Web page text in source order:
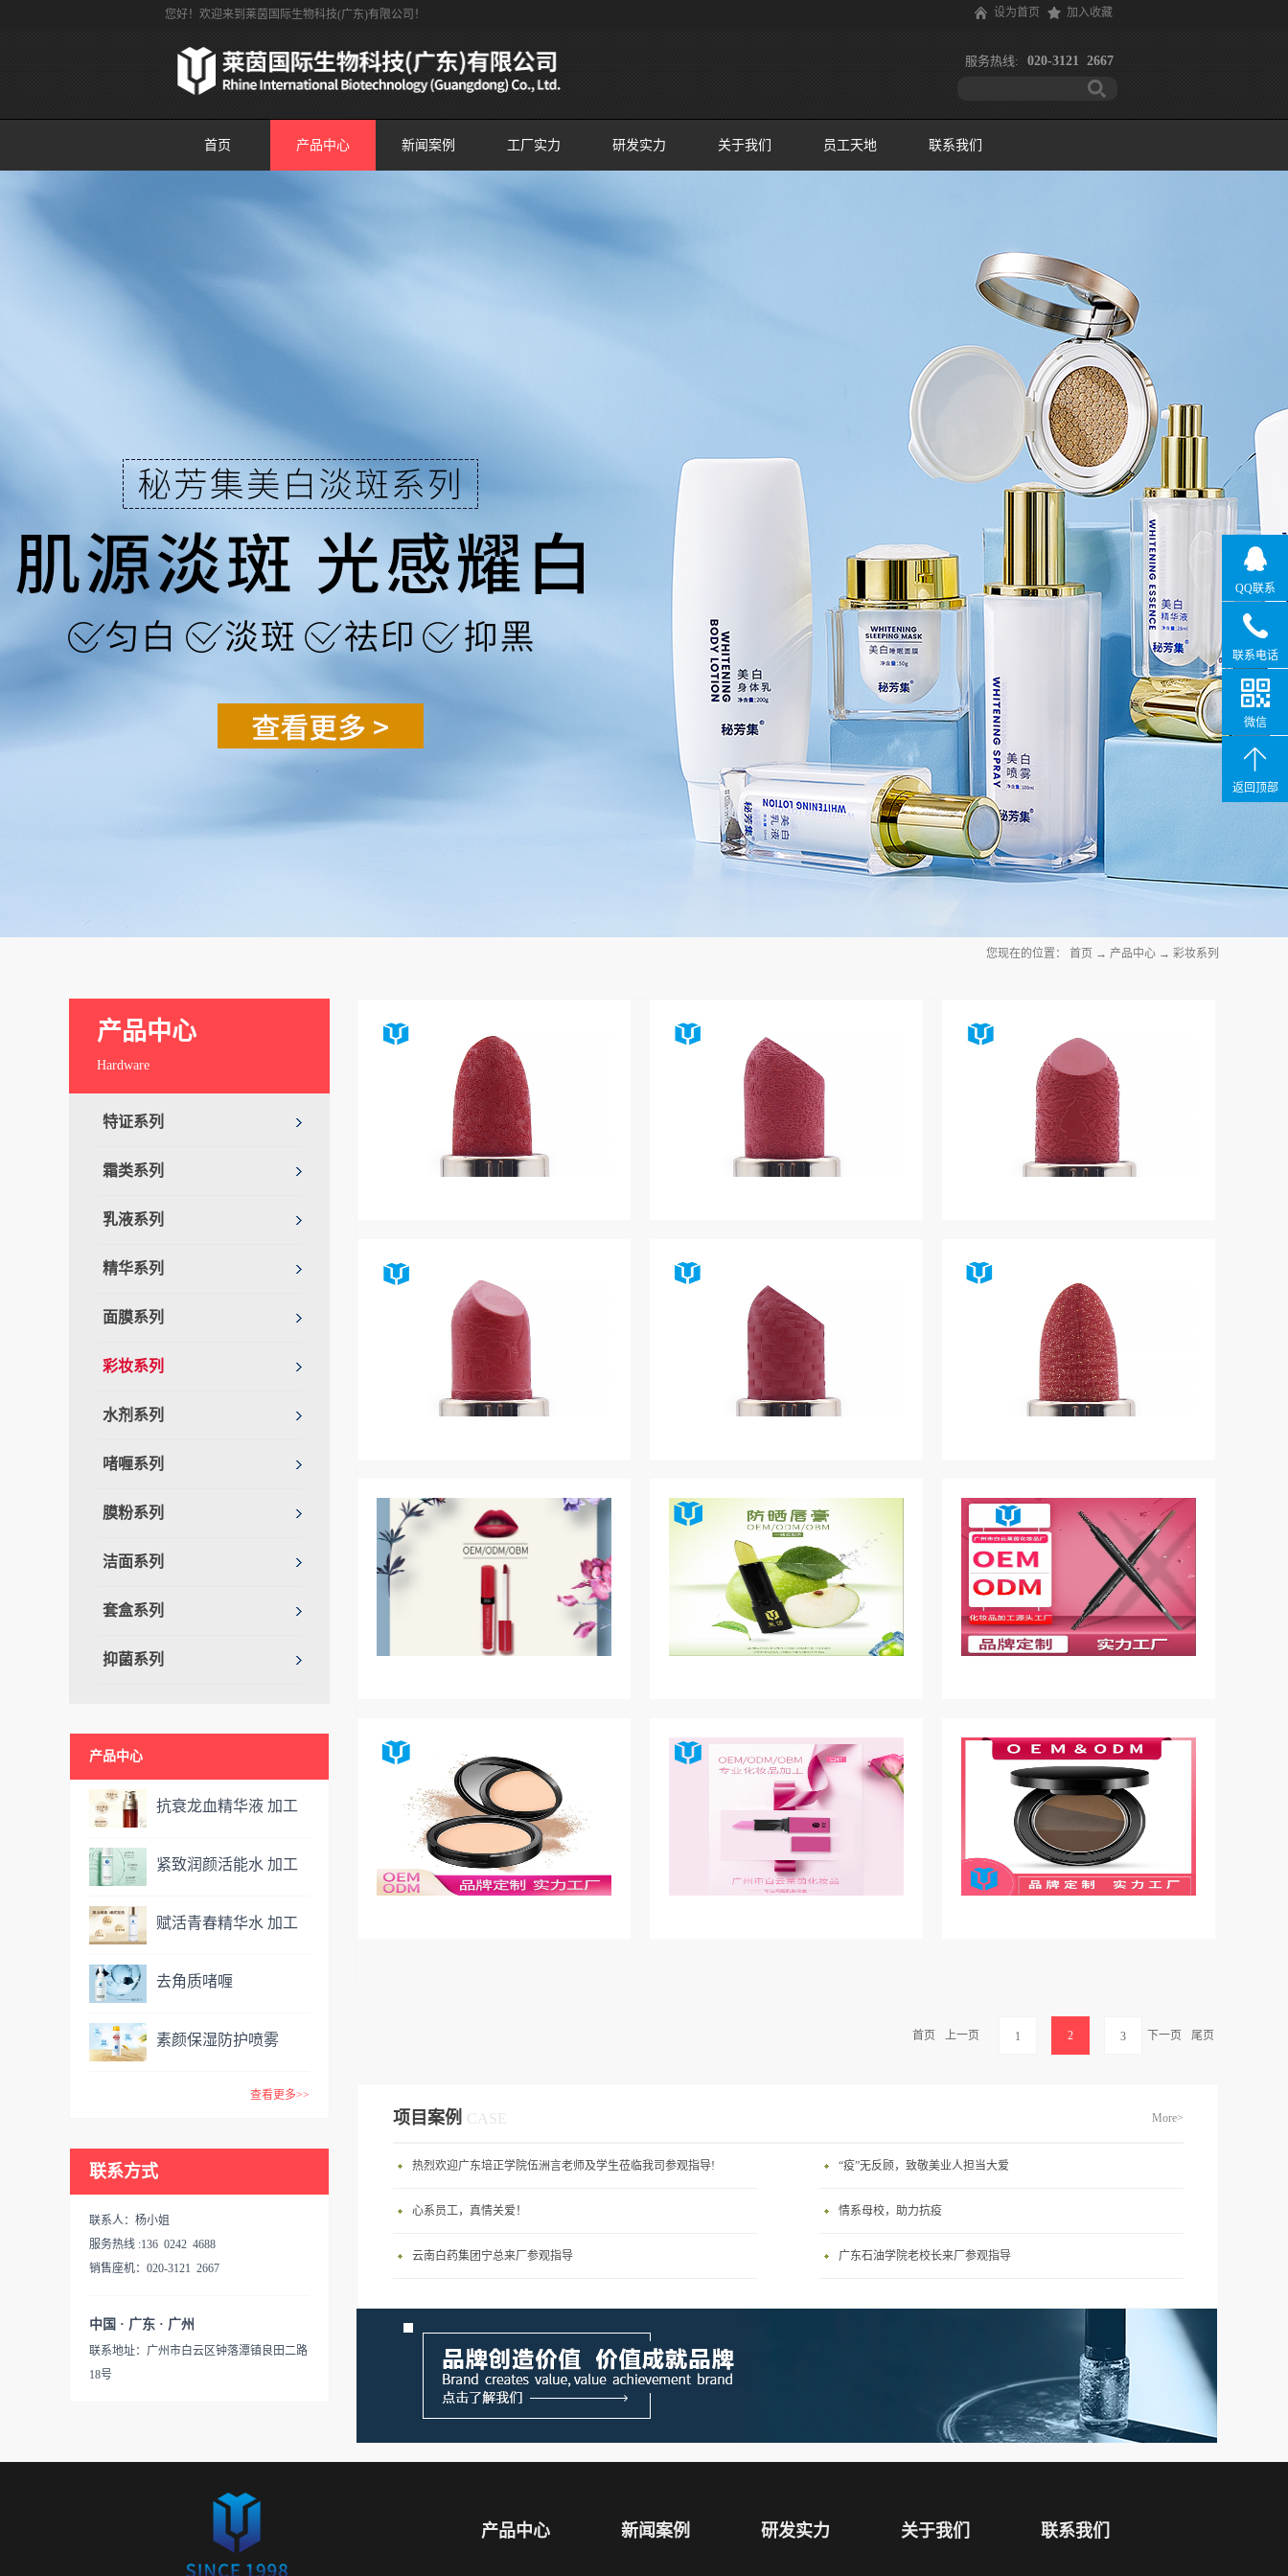
您好！欢迎来到莱茵国际生物科技(广东)有限公司！ 设为首页 加入收藏
服务热线: 020-3121 2667
首页 产品中心 新闻案例 工厂实力 研发实力 关于我们 员工天地 联系我们
您现在的位置： 首页 → 产品中心 → 彩妆系列
产品中心
Hardware
特证系列
霜类系列
乳液系列
精华系列
面膜系列
彩妆系列
水剂系列
啫喱系列
膜粉系列
洁面系列
套盒系列
抑菌系列
产品中心
抗衰龙血精华液 加工
紧致润颜活能水 加工
控痘
赋活青春精华水 加工
去角质啫喱
素颜保湿防护喷雾
查看更多>>
联系方式
联系人：杨小姐
服务热线 :136 0242 4688
销售座机：020-3121 2667
中国 · 广东 · 广州
联系地址：广州市白云区钟落潭镇良田二路
18号
首页 上一页 1 2 3 下一页 尾页
项目案例 CASE More>
热烈欢迎广东培正学院伍洲言老师及学生莅临我司参观指导! “疫”无反顾，致敬美业人担当大爱
心系员工，真情关爱！ 情系母校，助力抗疫
云南白药集团宁总来厂参观指导 广东石油学院老校长来厂参观指导
产品中心 新闻案例 研发实力 关于我们 联系我们
QQ联系
联系电话
微信
返回顶部